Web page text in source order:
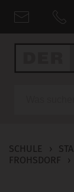
SCHULE ›
FROHSDORF
›